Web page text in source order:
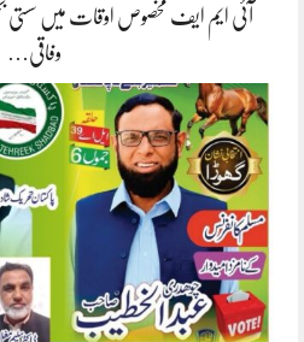
آئی ایم ایف مخصوص اوقات میں سستی
وفاقی…